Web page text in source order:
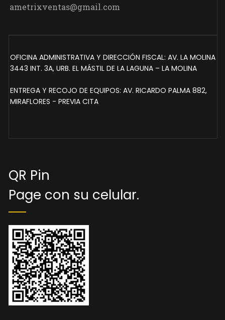
ametrixventas@gmail.com
OFICINA ADMINISTRATIVA Y DIRECCIÓN FISCAL: AV. LA MOLINA
3443 INT. 3A, URB. EL MÁSTIL DE LA LAGUNA – LA MOLINA
ENTREGA Y RECOJO DE EQUIPOS: AV. RICARDO PALMA 882,
MIRAFLORES - PREVIA CITA
QR Pin
Page con su celular.